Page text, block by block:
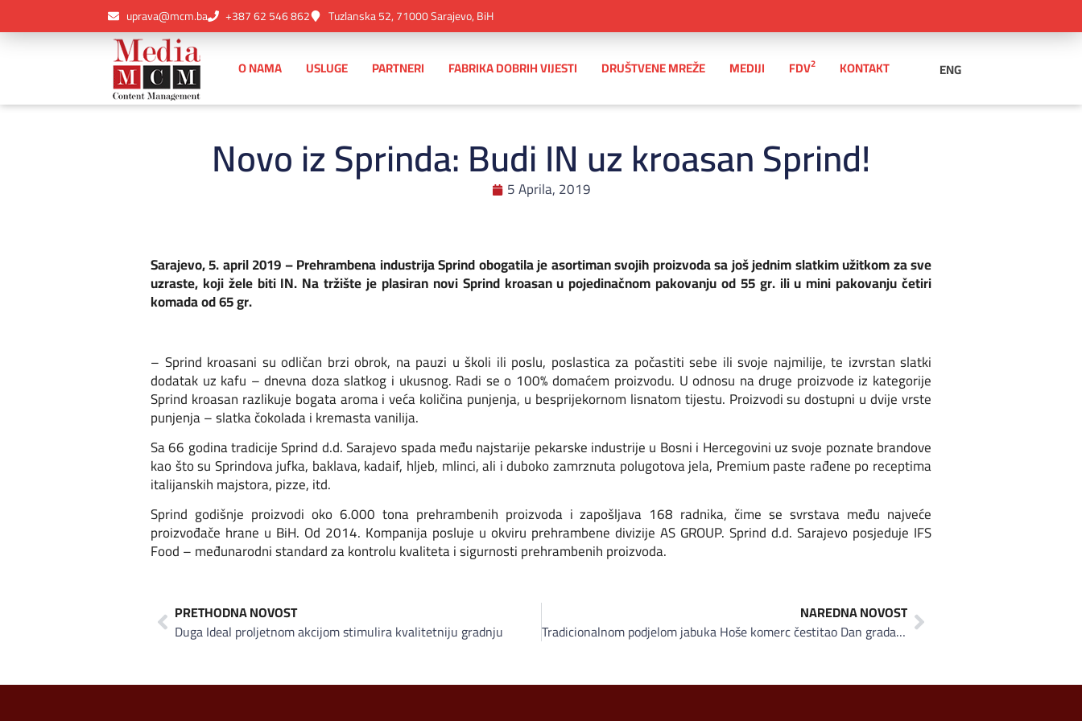
uprava@mcm.ba +387 62 546 862 Tuzlanska 52, 71000 Sarajevo, BiH
O NAMA USLUGE PARTNERI FABRIKA DOBRIH VIJESTI DRUŠTVENE MREŽE MEDIJI FDV2 KONTAKT ENG
Novo iz Sprinda: Budi IN uz kroasan Sprind!
5 Aprila, 2019
Sarajevo, 5. april 2019 – Prehrambena industrija Sprind obogatila je asortiman svojih proizvoda sa još jednim slatkim užitkom za sve
uzraste, koji žele biti IN. Na tržište je plasiran novi Sprind kroasan u pojedinačnom pakovanju od 55 gr. ili u mini pakovanju četiri
komada od 65 gr.
– Sprind kroasani su odličan brzi obrok, na pauzi u školi ili poslu, poslastica za počastiti sebe ili svoje najmilije, te izvrstan slatki
dodatak uz kafu – dnevna doza slatkog i ukusnog. Radi se o 100% domaćem proizvodu. U odnosu na druge proizvode iz kategorije
Sprind kroasan razlikuje bogata aroma i veća količina punjenja, u besprijekornom lisnatom tijestu. Proizvodi su dostupni u dvije vrste
punjenja – slatka čokolada i kremasta vanilija.
Sa 66 godina tradicije Sprind d.d. Sarajevo spada među najstarije pekarske industrije u Bosni i Hercegovini uz svoje poznate brandove
kao što su Sprindova jufka, baklava, kadaif, hljeb, mlinci, ali i duboko zamrznuta polugotova jela, Premium paste rađene po receptima
italijanskih majstora, pizze, itd.
Sprind godišnje proizvodi oko 6.000 tona prehrambenih proizvoda i zapošljava 168 radnika, čime se svrstava među najveće
proizvođače hrane u BiH. Od 2014. Kompanija posluje u okviru prehrambene divizije AS GROUP. Sprind d.d. Sarajevo posjeduje IFS
Food – međunarodni standard za kontrolu kvaliteta i sigurnosti prehrambenih proizvoda.
PRETHODNA NOVOST
Duga Ideal proljetnom akcijom stimulira kvalitetniju gradnju
NAREDNA NOVOST
Tradicionalnom podjelom jabuka Hoše komerc čestitao Dan grada Sarajeva